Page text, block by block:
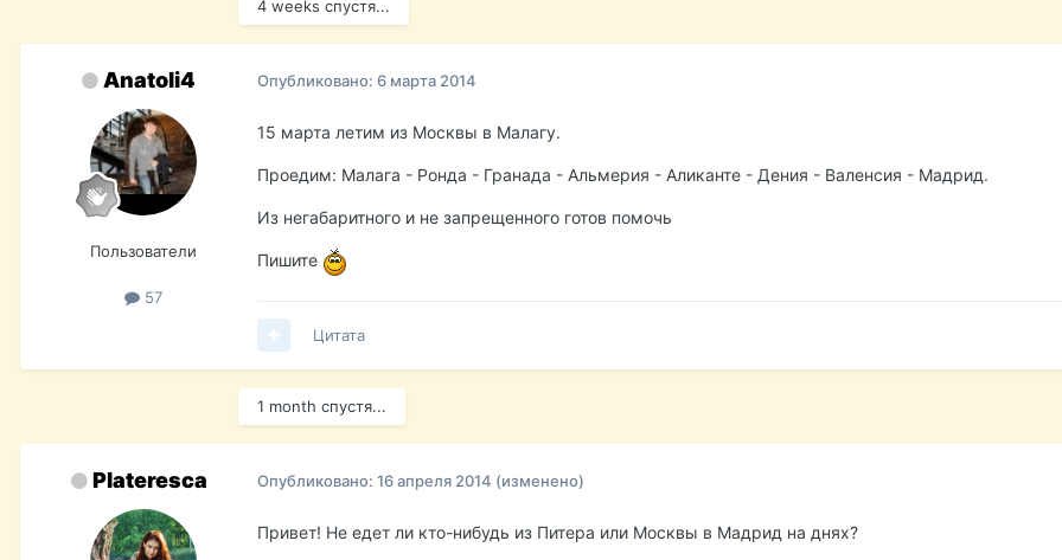
4 weeks спустя...
Anatoli4
Пользователи
57
Опубликовано: 6 марта 2014
15 марта летим из Москвы в Малагу.
Проедим: Малага - Ронда - Гранада - Альмерия - Аликанте - Дения - Валенсия - Мадрид.
Из негабаритного и не запрещенного готов помочь
Пишите
Цитата
1 month спустя...
Plateresca Опубликовано: 16 апреля 2014 (изменено)
Привет! Не едет ли кто-нибудь из Питера или Москвы в Мадрид на днях?